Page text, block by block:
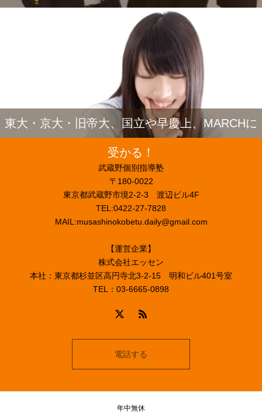
東大・京大・旧帝大、国立や早慶上、MARCHに
受かる！
武蔵野個別指導塾
〒180-0022
東京都武蔵野市境2-2-3 渡辺ビル4F
TEL:0422-27-7828
MAIL:musashinokobetu.daily@gmail.com
【運営企業】
株式会社エッセン
本社：東京都杉並区高円寺北3-2-15 明和ビル401号室
TEL：03-6665-0898
電話する
年中無休